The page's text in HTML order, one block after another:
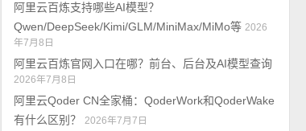
阿里云百炼支持哪些AI模型？
Qwen/DeepSeek/Kimi/GLM/MiniMax/MiMo等 2026
年7月8日
阿里云百炼官网入口在哪？前台、后台及AI模型查询
2026年7月8日
阿里云Qoder CN全家桶：QoderWork和QoderWake
有什么区别？
2026年7月7日